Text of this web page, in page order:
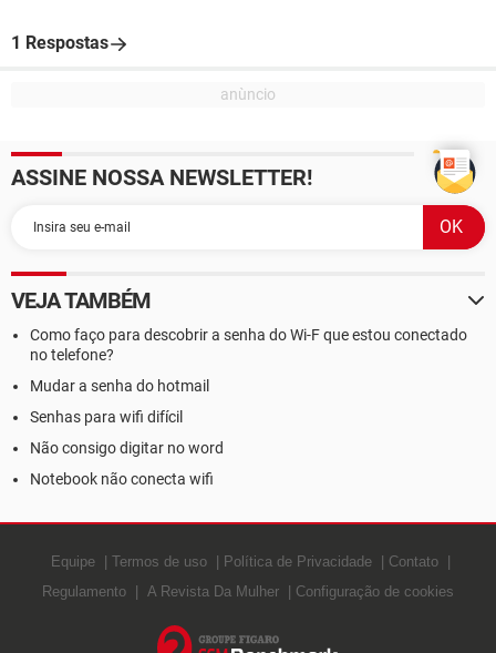
1 Respostas
ASSINE NOSSA NEWSLETTER!
VEJA TAMBÉM
Como faço para descobrir a senha do Wi-F que estou conectado
no telefone?
Mudar a senha do hotmail
Senhas para wifi difícil
Não consigo digitar no word
Notebook não conecta wifi
Equipe Termos de uso Política de Privacidade
Contato
Regulamento
A Revista Da Mulher Configuração de cookies